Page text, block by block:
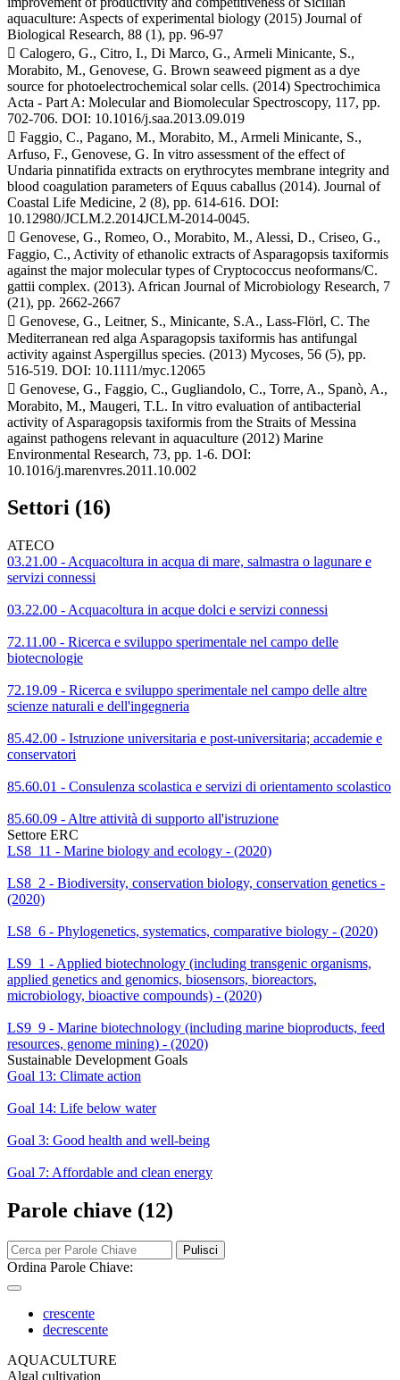
aquaculture: Aspects of experimental biology (2015) Journal of
Biological Research, 88 (1), pp. 96-97
 Calogero, G., Citro, I., Di Marco, G., Armeli Minicante, S.,
Morabito, M., Genovese, G. Brown seaweed pigment as a dye
source for photoelectrochemical solar cells. (2014) Spectrochimica
Acta - Part A: Molecular and Biomolecular Spectroscopy, 117, pp.
702-706. DOI: 10.1016/j.saa.2013.09.019
 Faggio, C., Pagano, M., Morabito, M., Armeli Minicante, S.,
Arfuso, F., Genovese, G. In vitro assessment of the effect of
Undaria pinnatifida extracts on erythrocytes membrane integrity and
blood coagulation parameters of Equus caballus (2014). Journal of
Coastal Life Medicine, 2 (8), pp. 614-616. DOI:
10.12980/JCLM.2.2014JCLM-2014-0045.
 Genovese, G., Romeo, O., Morabito, M., Alessi, D., Criseo, G.,
Faggio, C., Activity of ethanolic extracts of Asparagopsis taxiformis
against the major molecular types of Cryptococcus neoformans/C.
gattii complex. (2013). African Journal of Microbiology Research, 7
(21), pp. 2662-2667
 Genovese, G., Leitner, S., Minicante, S.A., Lass-Flörl, C. The
Mediterranean red alga Asparagopsis taxiformis has antifungal
activity against Aspergillus species. (2013) Mycoses, 56 (5), pp.
516-519. DOI: 10.1111/myc.12065
 Genovese, G., Faggio, C., Gugliandolo, C., Torre, A., Spanò, A.,
Morabito, M., Maugeri, T.L. In vitro evaluation of antibacterial
activity of Asparagopsis taxiformis from the Straits of Messina
against pathogens relevant in aquaculture (2012) Marine
Environmental Research, 73, pp. 1-6. DOI:
10.1016/j.marenvres.2011.10.002
Settori (16)
ATECO
03.21.00 - Acquacoltura in acqua di mare, salmastra o lagunare e
servizi connessi
03.22.00 - Acquacoltura in acque dolci e servizi connessi
72.11.00 - Ricerca e sviluppo sperimentale nel campo delle
biotecnologie
72.19.09 - Ricerca e sviluppo sperimentale nel campo delle altre
scienze naturali e dell'ingegneria
85.42.00 - Istruzione universitaria e post-universitaria; accademie e
conservatori
85.60.01 - Consulenza scolastica e servizi di orientamento scolastico
85.60.09 - Altre attività di supporto all'istruzione
Settore ERC
LS8_11 - Marine biology and ecology - (2020)
LS8_2 - Biodiversity, conservation biology, conservation genetics -
(2020)
LS8_6 - Phylogenetics, systematics, comparative biology - (2020)
LS9_1 - Applied biotechnology (including transgenic organisms,
applied genetics and genomics, biosensors, bioreactors,
microbiology, bioactive compounds) - (2020)
LS9_9 - Marine biotechnology (including marine bioproducts, feed
resources, genome mining) - (2020)
Sustainable Development Goals
Goal 13: Climate action
Goal 14: Life below water
Goal 3: Good health and well-being
Goal 7: Affordable and clean energy
Parole chiave (12)
Pulisci
Ordina Parole Chiave:
crescente
decrescente
AQUACULTURE
Algal cultivation